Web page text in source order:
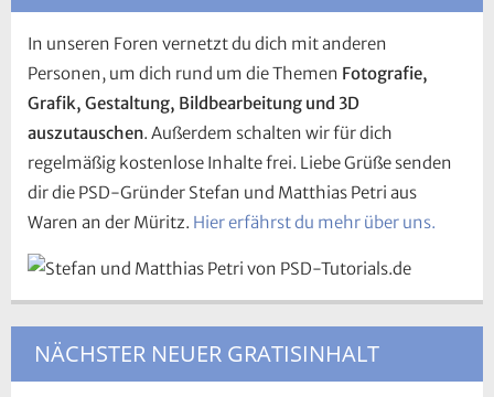
In unseren Foren vernetzt du dich mit anderen
Personen, um dich rund um die Themen Fotografie,
Grafik, Gestaltung, Bildbearbeitung und 3D
auszutauschen. Außerdem schalten wir für dich
regelmäßig kostenlose Inhalte frei. Liebe Grüße senden
dir die PSD-Gründer Stefan und Matthias Petri aus
Waren an der Müritz. Hier erfährst du mehr über uns.
NÄCHSTER NEUER GRATISINHALT